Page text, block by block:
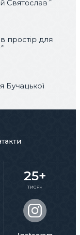
Святослав
простір для
Бучацької
25+
тисяч